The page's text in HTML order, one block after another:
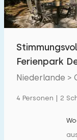
Hallenbad
Freibad
Zugänglichkeit
Ferienpark
Niederlande >
4 Personen | 2